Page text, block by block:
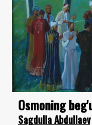
Osmoning
Sagdulla Abdullaev